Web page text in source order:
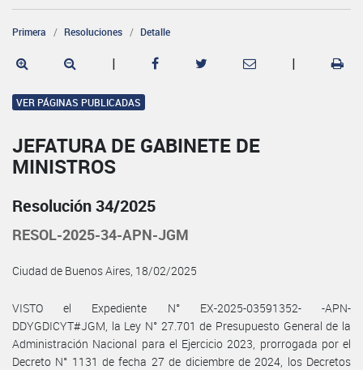
Primera Resoluciones Detalle
| |
VER PÁGINAS PUBLICADAS
JEFATURA DE GABINETE DE
MINISTROS
Resolución 34/2025
RESOL-2025-34-APN-JGM
Ciudad de Buenos Aires, 18/02/2025
VISTO el Expediente N° EX-2025-03591352- -APN-
DDYGDICYT#JGM, la Ley N° 27.701 de Presupuesto General de la
Administración Nacional para el Ejercicio 2023, prorrogada por el
Decreto N° 1131 de fecha 27 de diciembre de 2024, los Decretos